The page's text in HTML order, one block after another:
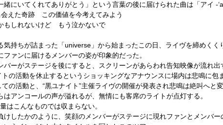
緒にいてくれてありがとう」という言葉の後に届けられた曲は「アイ -
えた奇跡 この価値を今考えてみよう
もしれないけど もう泣かないで
気持ちが詰まった「universe」から始まったこの日、ライヴを締めく
ァンに届けるメンバーの姿が印象的だった。
ーがステージを後にすると、スクリーンがあらわれ告知映像が流れ出
の活動を休止するというショッキングなアナウンスに場内は悲鳴に包
の活動と、“黒ユナイト”主催ライヴの開催が発表され悲鳴は絶叫へと変
アンコールの声が溢れるが、無情にも客席のライトが点灯する。
はこんなものでは収まらない。
けしたかのように、笑顔のメンバーがステージに現れファンとメンバー